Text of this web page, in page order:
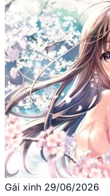
Gái xinh 29/06/2026